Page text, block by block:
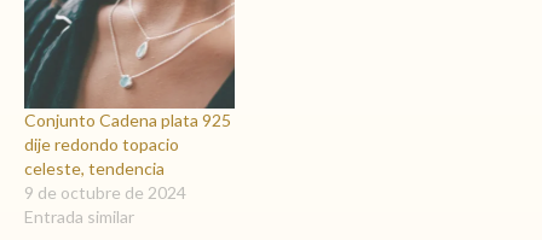
Conjunto Cadena plata 925
dije redondo topacio
celeste, tendencia
9 de octubre de 2024
Entrada similar